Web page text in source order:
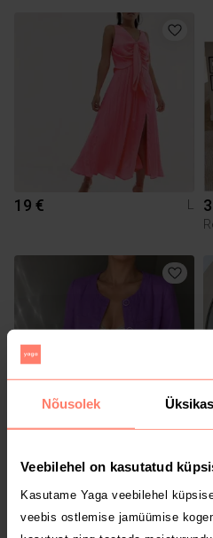
Nõusolek
Veebilehel on kasutatud
Kasutame Yaga veebilehel
veebis ostlemise jamüümise
19 € L